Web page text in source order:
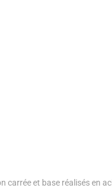
carrée et base réalisés en